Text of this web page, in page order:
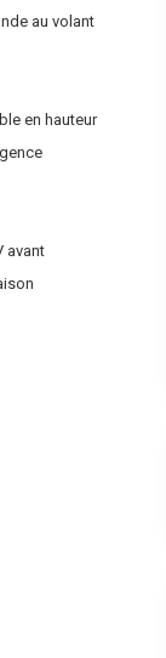
au volant
en hauteur
avant